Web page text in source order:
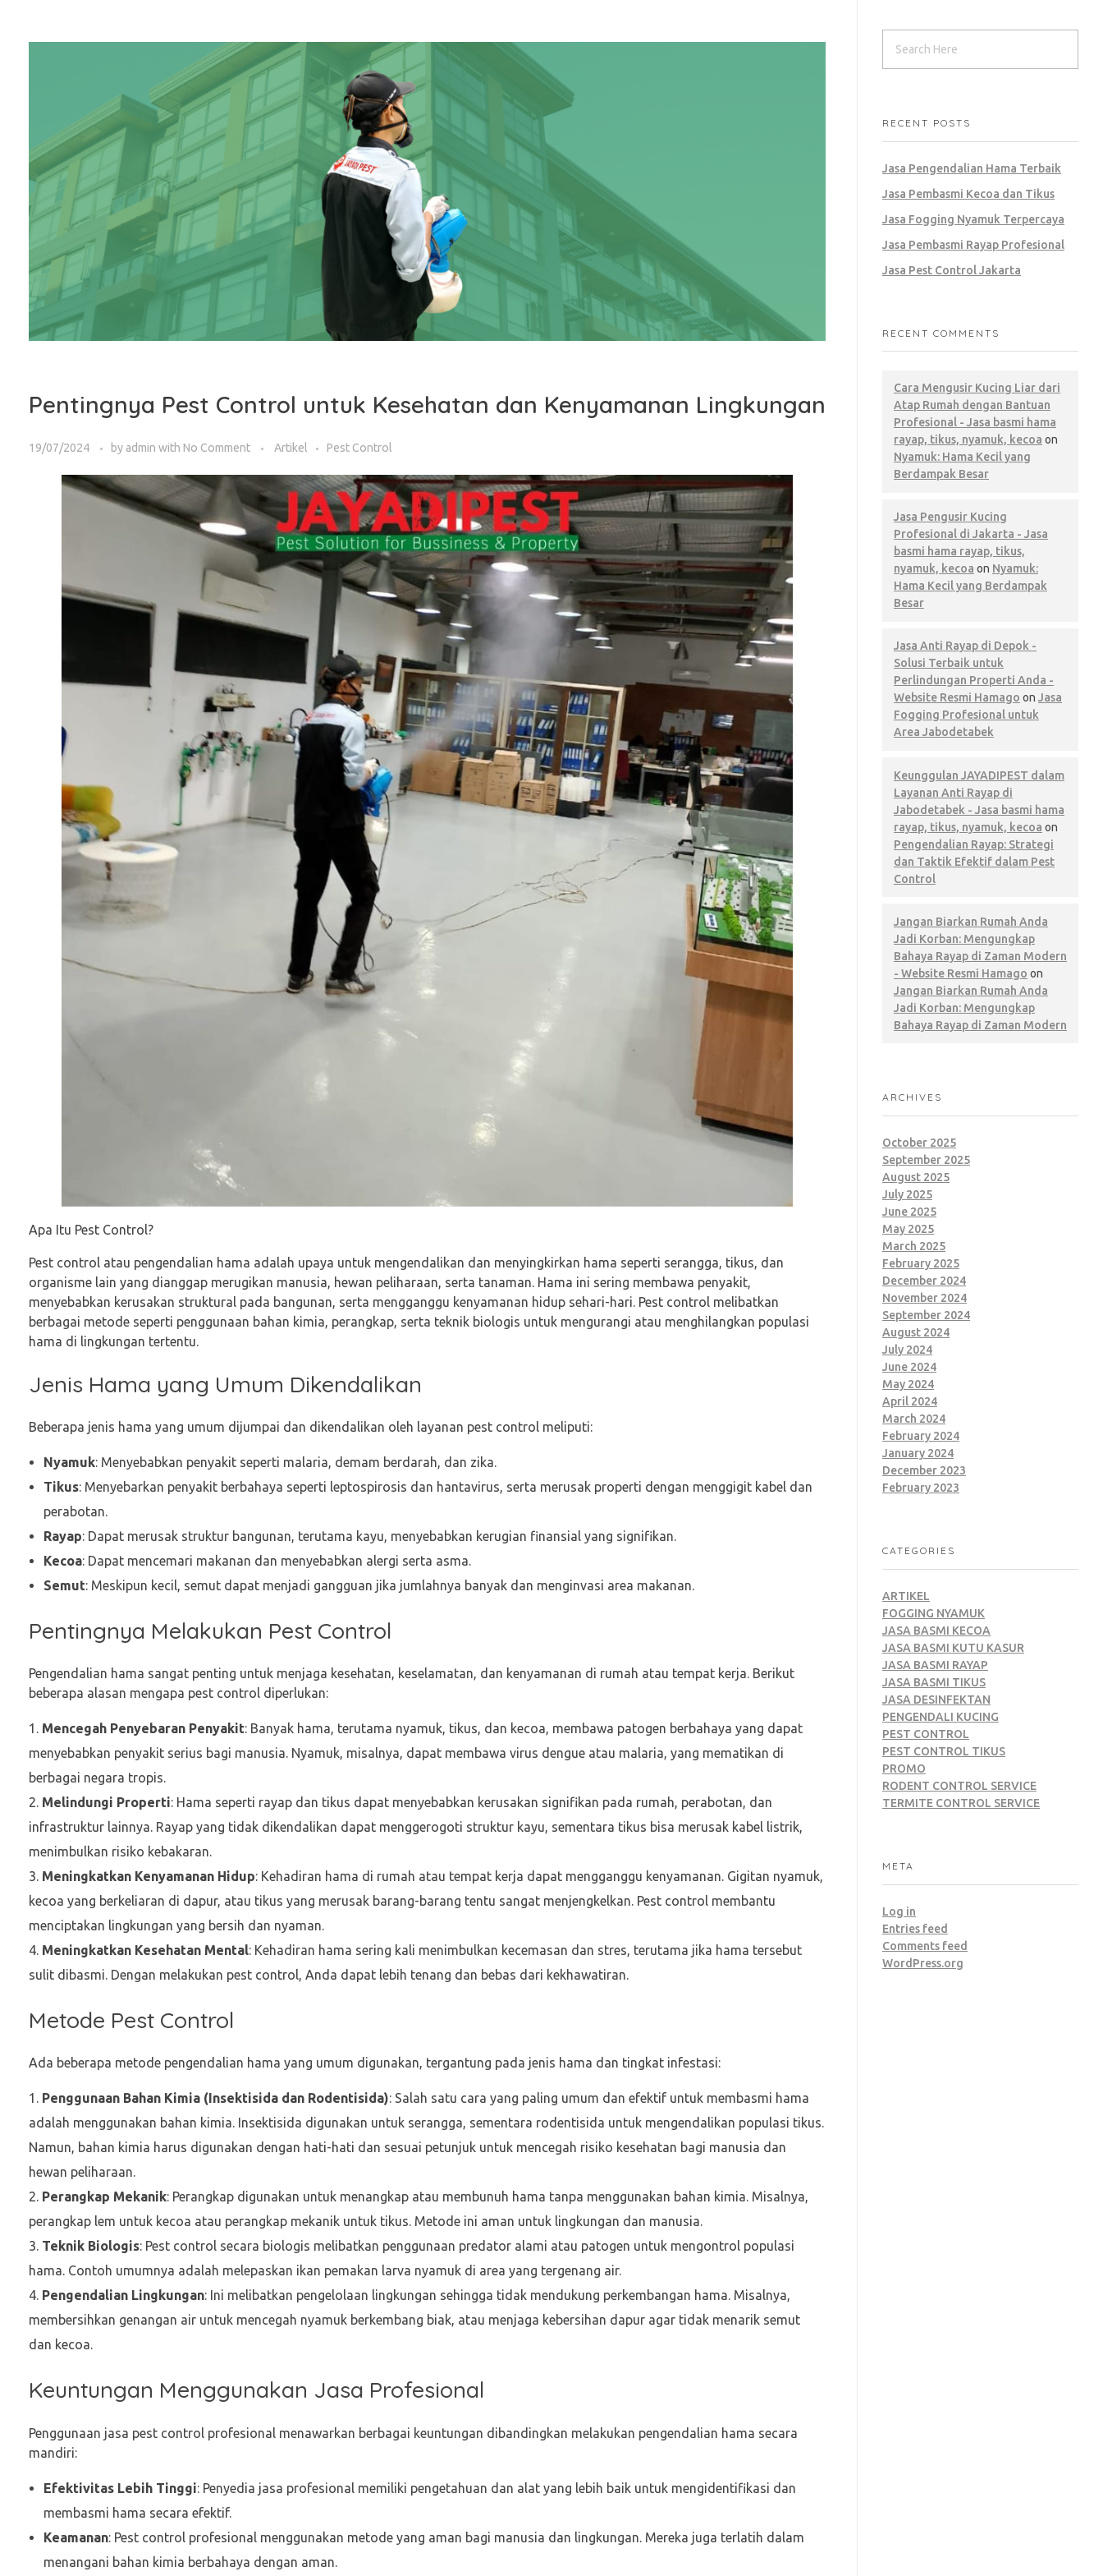
Pentingnya Pest Control untuk Kesehatan dan Kenyamanan Lingkungan
19/07/2024 by admin with No Comment Artikel Pest Control
Apa Itu Pest Control?
Pest control atau pengendalian hama adalah upaya untuk mengendalikan dan menyingkirkan hama seperti serangga, tikus, dan
organisme lain yang dianggap merugikan manusia, hewan peliharaan, serta tanaman. Hama ini sering membawa penyakit,
menyebabkan kerusakan struktural pada bangunan, serta mengganggu kenyamanan hidup sehari-hari. Pest control melibatkan
berbagai metode seperti penggunaan bahan kimia, perangkap, serta teknik biologis untuk mengurangi atau menghilangkan populasi
hama di lingkungan tertentu.
Jenis Hama yang Umum Dikendalikan
Beberapa jenis hama yang umum dijumpai dan dikendalikan oleh layanan pest control meliputi:
Nyamuk: Menyebabkan penyakit seperti malaria, demam berdarah, dan zika.
Tikus: Menyebarkan penyakit berbahaya seperti leptospirosis dan hantavirus, serta merusak properti dengan menggigit kabel dan
perabotan.
Rayap: Dapat merusak struktur bangunan, terutama kayu, menyebabkan kerugian finansial yang signifikan.
Kecoa: Dapat mencemari makanan dan menyebabkan alergi serta asma.
Semut: Meskipun kecil, semut dapat menjadi gangguan jika jumlahnya banyak dan menginvasi area makanan.
Pentingnya Melakukan Pest Control
Pengendalian hama sangat penting untuk menjaga kesehatan, keselamatan, dan kenyamanan di rumah atau tempat kerja. Berikut
beberapa alasan mengapa pest control diperlukan:
Mencegah Penyebaran Penyakit: Banyak hama, terutama nyamuk, tikus, dan kecoa, membawa patogen berbahaya yang dapat
menyebabkan penyakit serius bagi manusia. Nyamuk, misalnya, dapat membawa virus dengue atau malaria, yang mematikan di
berbagai negara tropis.
Melindungi Properti: Hama seperti rayap dan tikus dapat menyebabkan kerusakan signifikan pada rumah, perabotan, dan
infrastruktur lainnya. Rayap yang tidak dikendalikan dapat menggerogoti struktur kayu, sementara tikus bisa merusak kabel listrik,
menimbulkan risiko kebakaran.
Meningkatkan Kenyamanan Hidup: Kehadiran hama di rumah atau tempat kerja dapat mengganggu kenyamanan. Gigitan nyamuk,
kecoa yang berkeliaran di dapur, atau tikus yang merusak barang-barang tentu sangat menjengkelkan. Pest control membantu
menciptakan lingkungan yang bersih dan nyaman.
Meningkatkan Kesehatan Mental: Kehadiran hama sering kali menimbulkan kecemasan dan stres, terutama jika hama tersebut
sulit dibasmi. Dengan melakukan pest control, Anda dapat lebih tenang dan bebas dari kekhawatiran.
Metode Pest Control
Ada beberapa metode pengendalian hama yang umum digunakan, tergantung pada jenis hama dan tingkat infestasi:
Penggunaan Bahan Kimia (Insektisida dan Rodentisida): Salah satu cara yang paling umum dan efektif untuk membasmi hama
adalah menggunakan bahan kimia. Insektisida digunakan untuk serangga, sementara rodentisida untuk mengendalikan populasi tikus.
Namun, bahan kimia harus digunakan dengan hati-hati dan sesuai petunjuk untuk mencegah risiko kesehatan bagi manusia dan
hewan peliharaan.
Perangkap Mekanik: Perangkap digunakan untuk menangkap atau membunuh hama tanpa menggunakan bahan kimia. Misalnya,
perangkap lem untuk kecoa atau perangkap mekanik untuk tikus. Metode ini aman untuk lingkungan dan manusia.
Teknik Biologis: Pest control secara biologis melibatkan penggunaan predator alami atau patogen untuk mengontrol populasi
hama. Contoh umumnya adalah melepaskan ikan pemakan larva nyamuk di area yang tergenang air.
Pengendalian Lingkungan: Ini melibatkan pengelolaan lingkungan sehingga tidak mendukung perkembangan hama. Misalnya,
membersihkan genangan air untuk mencegah nyamuk berkembang biak, atau menjaga kebersihan dapur agar tidak menarik semut
dan kecoa.
Keuntungan Menggunakan Jasa Profesional
Penggunaan jasa pest control profesional menawarkan berbagai keuntungan dibandingkan melakukan pengendalian hama secara
mandiri:
Efektivitas Lebih Tinggi: Penyedia jasa profesional memiliki pengetahuan dan alat yang lebih baik untuk mengidentifikasi dan
membasmi hama secara efektif.
Keamanan: Pest control profesional menggunakan metode yang aman bagi manusia dan lingkungan. Mereka juga terlatih dalam
menangani bahan kimia berbahaya dengan aman.
RECENT POSTS
Jasa Pengendalian Hama Terbaik
Jasa Pembasmi Kecoa dan Tikus
Jasa Fogging Nyamuk Terpercaya
Jasa Pembasmi Rayap Profesional
Jasa Pest Control Jakarta
RECENT COMMENTS
Cara Mengusir Kucing Liar dari
Atap Rumah dengan Bantuan
Profesional - Jasa basmi hama
rayap, tikus, nyamuk, kecoa on
Nyamuk: Hama Kecil yang
Berdampak Besar
Jasa Pengusir Kucing
Profesional di Jakarta - Jasa
basmi hama rayap, tikus,
nyamuk, kecoa on Nyamuk:
Hama Kecil yang Berdampak
Besar
Jasa Anti Rayap di Depok -
Solusi Terbaik untuk
Perlindungan Properti Anda -
Website Resmi Hamago on Jasa
Fogging Profesional untuk
Area Jabodetabek
Keunggulan JAYADIPEST dalam
Layanan Anti Rayap di
Jabodetabek - Jasa basmi hama
rayap, tikus, nyamuk, kecoa on
Pengendalian Rayap: Strategi
dan Taktik Efektif dalam Pest
Control
Jangan Biarkan Rumah Anda
Jadi Korban: Mengungkap
Bahaya Rayap di Zaman Modern
- Website Resmi Hamago on
Jangan Biarkan Rumah Anda
Jadi Korban: Mengungkap
Bahaya Rayap di Zaman Modern
ARCHIVES
October 2025
September 2025
August 2025
July 2025
June 2025
May 2025
March 2025
February 2025
December 2024
November 2024
September 2024
August 2024
July 2024
June 2024
May 2024
April 2024
March 2024
February 2024
January 2024
December 2023
February 2023
CATEGORIES
ARTIKEL
FOGGING NYAMUK
JASA BASMI KECOA
JASA BASMI KUTU KASUR
JASA BASMI RAYAP
JASA BASMI TIKUS
JASA DESINFEKTAN
PENGENDALI KUCING
PEST CONTROL
PEST CONTROL TIKUS
PROMO
RODENT CONTROL SERVICE
TERMITE CONTROL SERVICE
META
Log in
Entries feed
Comments feed
WordPress.org